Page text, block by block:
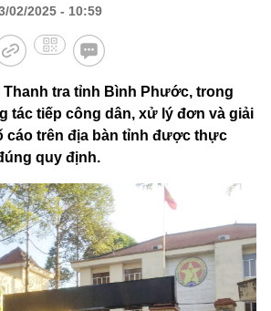
02/2025 - 10:59
Thanh tra tỉnh Bình Phước, trong
tác tiếp công dân, xử lý đơn và giải
cáo trên địa bàn tỉnh được thực
quy định.